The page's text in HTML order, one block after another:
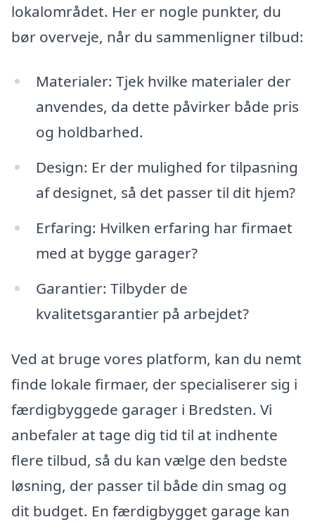
lokalområdet. Her er nogle punkter, du
bør overveje, når du sammenligner tilbud:
Materialer: Tjek hvilke materialer der
anvendes, da dette påvirker både pris
og holdbarhed.
Design: Er der mulighed for tilpasning
af designet, så det passer til dit hjem?
Erfaring: Hvilken erfaring har firmaet
med at bygge garager?
Garantier: Tilbyder de
kvalitetsgarantier på arbejdet?
Ved at bruge vores platform, kan du nemt
finde lokale firmaer, der specialiserer sig i
færdigbyggede garager i Bredsten. Vi
anbefaler at tage dig tid til at indhente
flere tilbud, så du kan vælge den bedste
løsning, der passer til både din smag og
dit budget. En færdigbygget garage kan